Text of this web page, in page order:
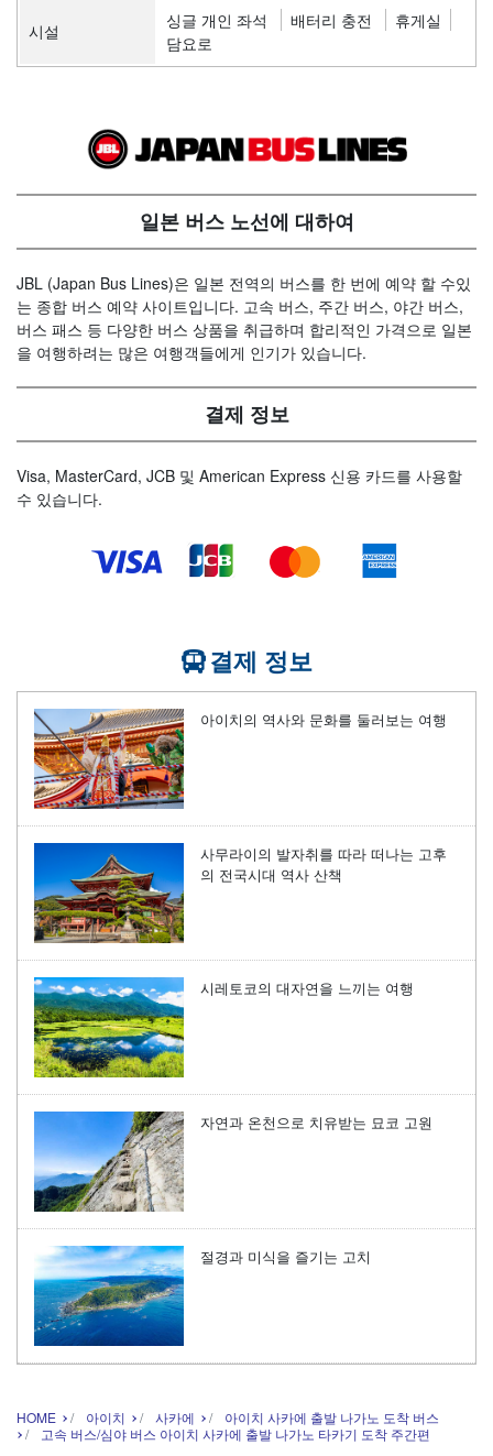
시설 싱글 개인 좌석 배터리 충전
휴게실
담요로
일본 버스 노선에 대하여
JBL (Japan Bus Lines)은 일본 전역의 버스를 한 번에 예약 할 수있
는 종합 버스 예약 사이트입니다. 고속 버스, 주간 버스, 야간 버스,
버스 패스 등 다양한 버스 상품을 취급하며 합리적인 가격으로 일본
을 여행하려는 많은 여행객들에게 인기가 있습니다.
결제 정보
Visa, MasterCard, JCB 및 American Express 신용 카드를 사용할
수 있습니다.
결제 정보
아이치의 역사와 문화를 둘러보는 여행
사무라이의 발자취를 따라 떠나는 고후
의 전국시대 역사 산책
시레토코의 대자연을 느끼는 여행
자연과 온천으로 치유받는 묘코 고원
절경과 미식을 즐기는 고치
HOME 아이치 사카에
아이치 사카에 출발 나가노 도착 버스
고속 버스/심야 버스 아이치 사카에 출발 나가노 타카기 도착 주간편